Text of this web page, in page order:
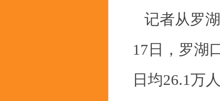
记者从罗
17日，罗湖
日均26.1万